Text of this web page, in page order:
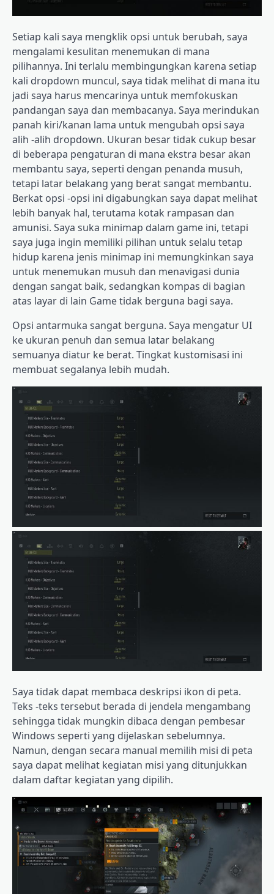
Setiap kali saya mengklik opsi untuk berubah, saya
mengalami kesulitan menemukan di mana
pilihannya. Ini terlalu membingungkan karena setiap
kali dropdown muncul, saya tidak melihat di mana itu
jadi saya harus mencarinya untuk memfokuskan
pandangan saya dan membacanya. Saya merindukan
panah kiri/kanan lama untuk mengubah opsi saya
alih -alih dropdown. Ukuran besar tidak cukup besar
di beberapa pengaturan di mana ekstra besar akan
membantu saya, seperti dengan penanda musuh,
tetapi latar belakang yang berat sangat membantu.
Berkat opsi -opsi ini digabungkan saya dapat melihat
lebih banyak hal, terutama kotak rampasan dan
amunisi. Saya suka minimap dalam game ini, tetapi
saya juga ingin memiliki pilihan untuk selalu tetap
hidup karena jenis minimap ini memungkinkan saya
untuk menemukan musuh dan menavigasi dunia
dengan sangat baik, sedangkan kompas di bagian
atas layar di lain Game tidak berguna bagi saya.
Opsi antarmuka sangat berguna. Saya mengatur UI
ke ukuran penuh dan semua latar belakang
semuanya diatur ke berat. Tingkat kustomisasi ini
membuat segalanya lebih mudah.
Saya tidak dapat membaca deskripsi ikon di peta.
Teks -teks tersebut berada di jendela mengambang
sehingga tidak mungkin dibaca dengan pembesar
Windows seperti yang dijelaskan sebelumnya.
Namun, dengan secara manual memilih misi di peta
saya dapat melihat kegiatan misi yang ditunjukkan
dalam daftar kegiatan yang dipilih.